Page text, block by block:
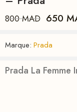
800MAD 650
Marque: Prada
Prada La